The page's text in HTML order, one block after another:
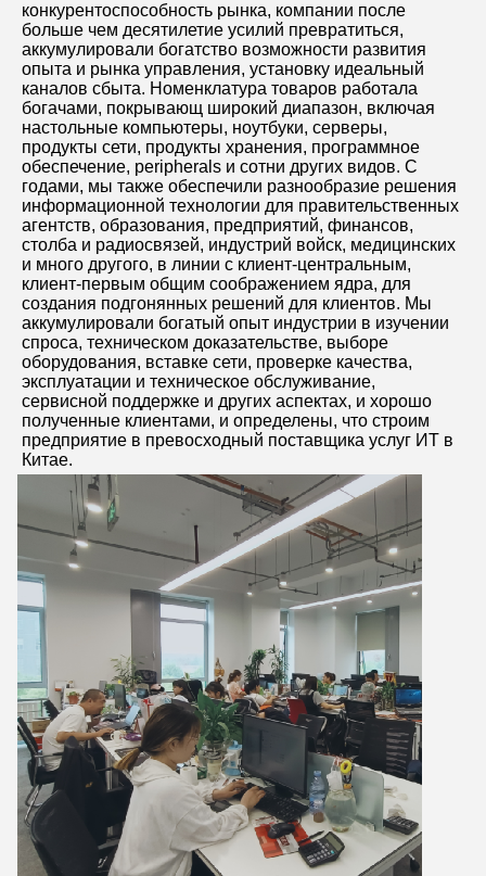
конкурентоспособность рынка, компании после
больше чем десятилетие усилий превратиться,
аккумулировали богатство возможности развития
опыта и рынка управления, установку идеальный
каналов сбыта. Номенклатура товаров работала
богачами, покрывающ широкий диапазон, включая
настольные компьютеры, ноутбуки, серверы,
продукты сети, продукты хранения, программное
обеспечение, peripherals и сотни других видов. С
годами, мы также обеспечили разнообразие решения
информационной технологии для правительственных
агентств, образования, предприятий, финансов,
столба и радиосвязей, индустрий войск, медицинских
и много другого, в линии с клиент-центральным,
клиент-первым общим соображением ядра, для
создания подгонянных решений для клиентов. Мы
аккумулировали богатый опыт индустрии в изучении
спроса, техническом доказательстве, выборе
оборудования, вставке сети, проверке качества,
эксплуатации и техническое обслуживание,
сервисной поддержке и других аспектах, и хорошо
полученные клиентами, и определены, что строим
предприятие в превосходный поставщика услуг ИТ в
Китае.